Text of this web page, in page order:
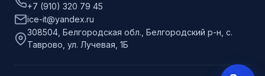
+7 (910) 320 79 45
ice-it@yandex.ru
308504, Белгородская обл., Белгородский р-н, с.
Таврово, ул. Лучевая, 1Б